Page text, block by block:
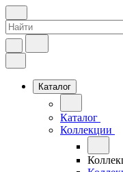
Каталог
Каталог
Коллекции